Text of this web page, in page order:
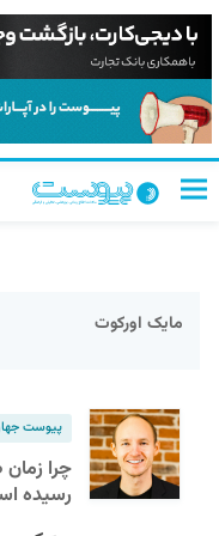
مایک اورکوت
پیوست
چرا
رسیده